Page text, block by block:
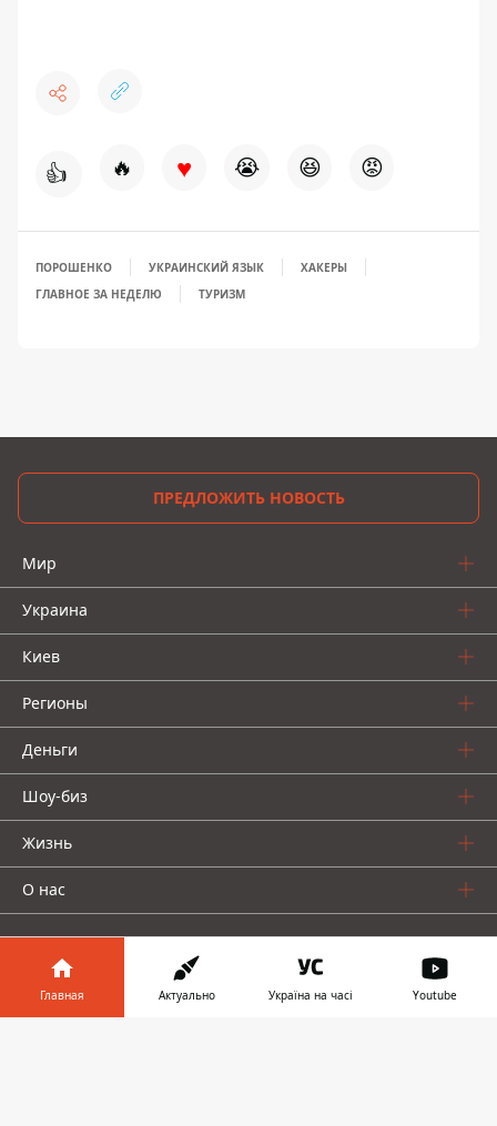
👍 🔥 ♥ 😭 😆 😡
ПОРОШЕНКО УКРАИНСКИЙ ЯЗЫК
ХАКЕРЫ
ГЛАВНОЕ ЗА НЕДЕЛЮ
ТУРИЗМ
ПРЕДЛОЖИТЬ НОВОСТЬ
Мир
Украина
Киев
Регионы
Деньги
Шоу-биз
Жизнь
О нас
Главная Актуально Україна на часі Youtube